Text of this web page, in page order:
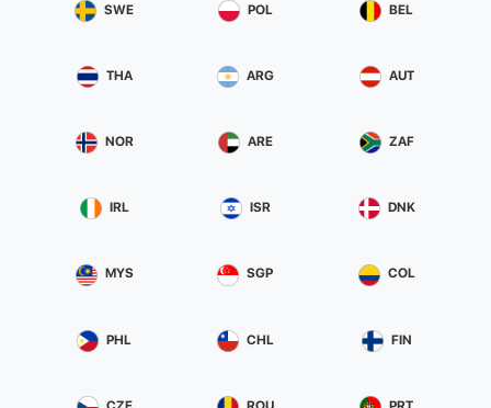
SWE POL BEL
THA ARG AUT
NOR ARE ZAF
IRL ISR DNK
MYS SGP COL
PHL CHL FIN